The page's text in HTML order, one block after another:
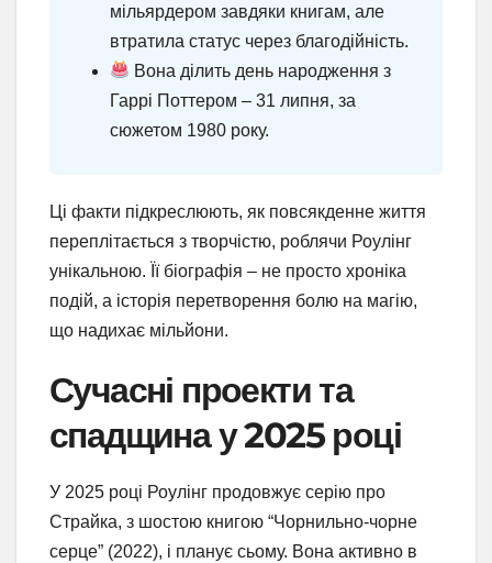
мільярдером завдяки книгам, але
втратила статус через благодійність.
Вона ділить день народження з
Гаррі Поттером – 31 липня, за
сюжетом 1980 року.
Ці факти підкреслюють, як повсякденне життя
переплітається з творчістю, роблячи Роулінг
унікальною. Її біографія – не просто хроніка
подій, а історія перетворення болю на магію,
що надихає мільйони.
Сучасні проекти та
спадщина у 2025 році
У 2025 році Роулінг продовжує серію про
Страйка, з шостою книгою “Чорнильно-чорне
серце” (2022), і планує сьому. Вона активно в